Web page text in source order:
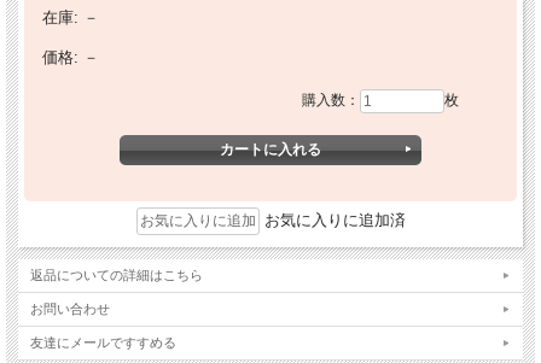
在庫: －
価格: －
購入数： 枚
お気に入りに追加済
返品についての詳細はこちら
お問い合わせ
友達にメールですすめる